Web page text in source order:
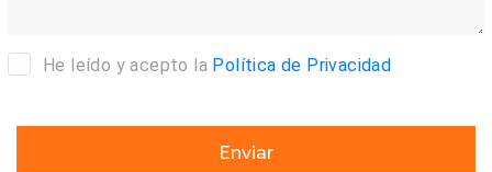
He leído y acepto la Política de Privacidad
Enviar